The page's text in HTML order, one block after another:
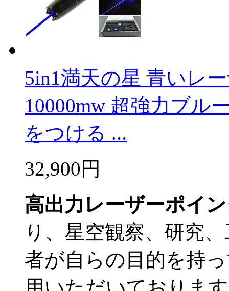
5in1満天の星 青いレ
10000mw 超強力ブル
をつける ...
32,900円
高出力レーザーポイ
り、星空観察、研究
者が自らの目的を持